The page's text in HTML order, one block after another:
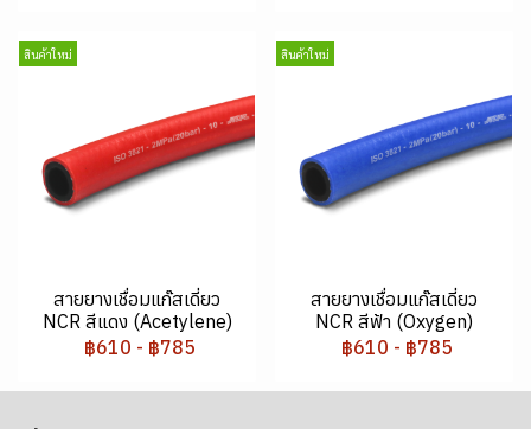
สินค้าใหม่
สายยางเชื่อมแก๊สเดี่ยว
NCR สีแดง (Acetylene)
฿610 - ฿785
สินค้าใหม่
สายยางเชื่อมแก๊สเดี่ยว
NCR สีฟ้า (Oxygen)
฿610 - ฿785